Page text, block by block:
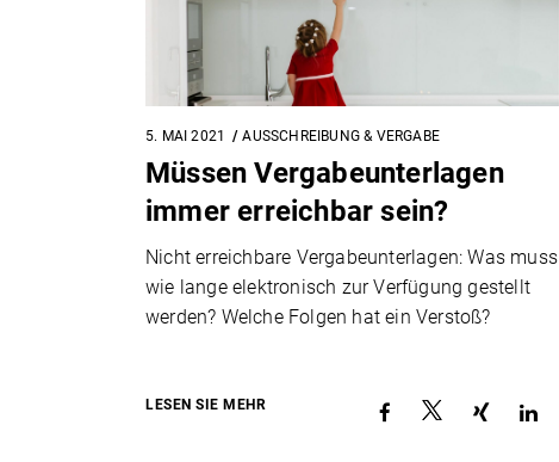
5. MAI 2021 AUSSCHREIBUNG & VERGABE
Müssen Vergabeunterlagen
immer erreichbar sein?
Nicht erreichbare Vergabeunterlagen: Was muss
wie lange elektronisch zur Verfügung gestellt
werden? Welche Folgen hat ein Verstoß?
LESEN SIE MEHR